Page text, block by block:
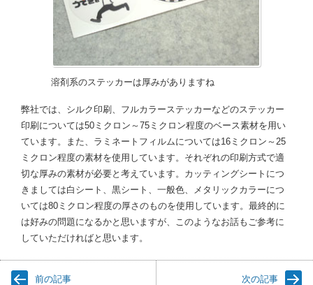
溶剤系のステッカーは厚みがありますね
弊社では、シルク印刷、フルカラーステッカーなどのステッカー
印刷については50ミクロン～75ミクロン程度のベース素材を用い
ています。また、ラミネートフィルムについては16ミクロン～25
ミクロン程度の素材を使用しています。それぞれの印刷方式で適
切な厚みの素材が必要と考えています。カッティングシートにつ
きましては白シート、黒シート、一般色、メタリックカラーにつ
いては80ミクロン程度の厚さのものを使用しています。最終的に
は好みの問題になるかと思いますが、このようなお話もご参考に
していただければと思います。
前の記事 次の記事